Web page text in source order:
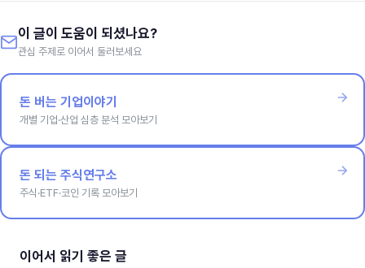
이 글이 도움이 되셨나요?
관심 주제로 이어서 둘러보세요
돈 버는 기업이야기
개별 기업·산업 심층 분석 모아보기
돈 되는 주식연구소
주식·ETF·코인 기록 모아보기
이어서 읽기 좋은 글